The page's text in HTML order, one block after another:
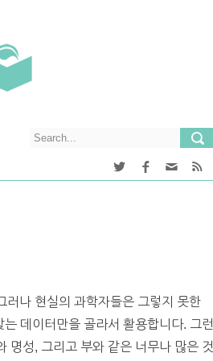
러나 현실의 과학자들은 그렇지 못한
데이터만을 골라서 활용합니다. 그런
명성, 그리고 부와 같은 너무나 많은 것